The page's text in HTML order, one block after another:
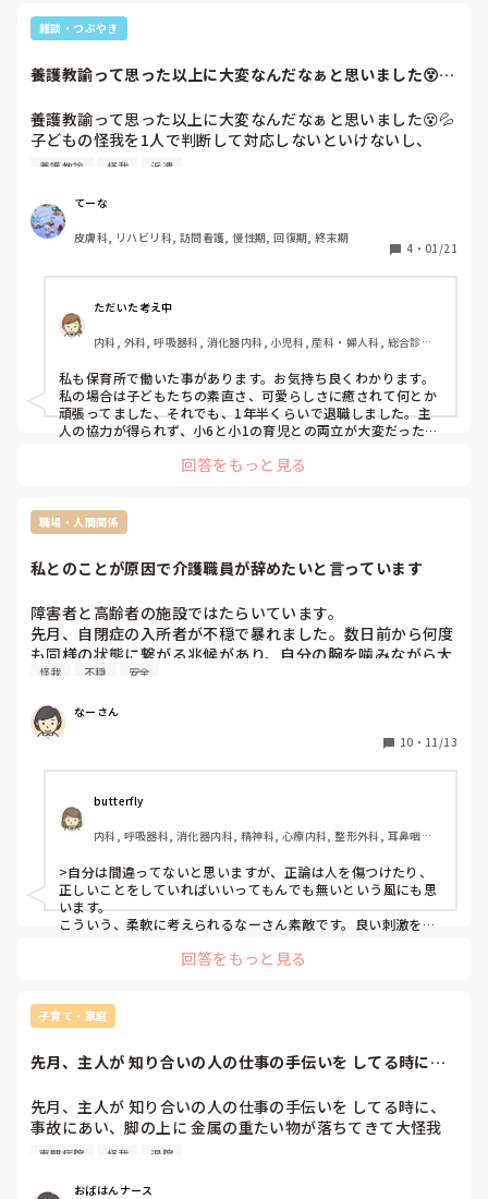
雑談・つぶやき
養護教諭って思った以上に大変なんだなぁと思いました😵💦
養護教諭って思った以上に大変なんだなぁと思いました😵💦
子どもの怪我を1人で判断して対応しないといけないし、
時々親御さんからのクレームもある。責任重いなぁ💦
小学校の派遣看護師なのですが、今度、養護の先生が1日不
在で、私が代理をするのでドキドキしてます😵
担任の先生や上の先生方に相談しながら頑張ろ💪
養護教諭 怪我 派遣
てーな
皮膚科, リハビリ科, 訪問看護, 慢性期, 回復期, 終末期
4 ・ 01/21
ただいた考え中
内科, 外科, 呼吸器科, 消化器内科, 小児科, 産科・婦人科, 総合診療
私も保育所で働いた事があります。お気持ち良くわかります。
私の場合は子どもたちの素直さ、可愛らしさに癒されて何とか
頑張ってました、それでも、1年半くらいで退職しました。主
人の協力が得られず、小6と小1の育児との両立が大変だったか
ベテランの先生に相談すると良いと思いますよ。平和で何も起
回答をもっと見る
職場・人間関係
私とのことが原因で介護職員が辞めたいと言っています
障害者と高齢者の施設ではたらいています。
先月、自閉症の入所者が不穏で暴れました。数日前から何度
も同様の状態に繋がる兆候があり、自分の腕を噛みながら大
声で叫んで走り回り、興奮がエスカレートしたのちに、他の
が床に頭を強打して病院に行きました。結果、打ち所が悪け
れば危なかったけど、今のところは所見なしで経過観察とな
事故の2日前にも同様の興奮と他の入所者に掴みかかる行為
があり、私と他の介護職員でおさえて事故にならずにすみま
その状況下に2回とも居合わせたのに、自分から手伝わず、
事故防止の危険予知のできのなかった介護職員に、あの入所
者はみきれない、この施設で見るような人ではない、ここの
我はしょうがないとわざわざ病院から帰ってきて直ぐに言わ
そのため、何度も同様の兆候があった。それを職員は見てい
たのは、暴れたその入所者だけのせいでは無い、障害を持っ
た入所者だけが悪いのではない、痛い思いをした入所者がい
て、その方の安全を職員が守れずに事故にあわせてしまった
のにしょうがないと言って職員同士がかばいあってる場合じ
その言い方がキツかったので、私が原因でその介護職員が辞
怪我 不穏 安全
なーさん
10 ・ 11/13
butterfly
内科, 呼吸器科, 消化器内科, 精神科, 心療内科, 整形外科, 耳鼻咽喉
リーダー, 一般病院, 慢性期, 終末期, 透析, 派遣
>自分は間違ってないと思いますが、正論は人を傷つけたり、
正しいことをしていればいいってもんでも無いという風にも思
います。
こういう、柔軟に考えられるなーさん素敵です。良い刺激をい
も言えることですよね。その介護職員の方は、全ての責任につ
いて自分一人へ言われていると思っているのかも知れません
全体の問題として捉えられていない...と言いますか。
上に書いていらっしゃる茄子さんのように、介護職員の方の言
い方や声の大きさなどを含めて、わからないのでなんともいえ
ない部分はありますが、施設長にし静観します。本来は辞めな
くて良いとは思いますよ、もちろん。正しいことを言っている
三者で、それでもなーさんへやめて欲しいと言うのならば、残
回答をもっと見る
子育て・家庭
先月、主人が 知り合いの人の仕事の手伝いを してる時に、
先月、主人が 知り合いの人の仕事の手伝いを してる時に、
事故にあい、脚の上に 金属の重たい物が落ちてきて大怪我
を負いました。
帰っていい、との事で 自宅に連れて帰り、車から降りて 玄
専門病院 怪我 退院
おばはんナース